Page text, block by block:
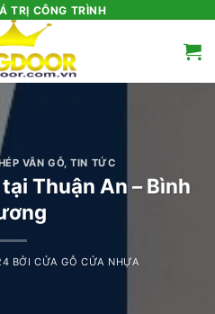
TRỊ CÔNG TRÌNH
VÂN GỖ ,TIN TỨC
Thuận An – Bình
BỞICỬA GỖ CỬA NHỰA